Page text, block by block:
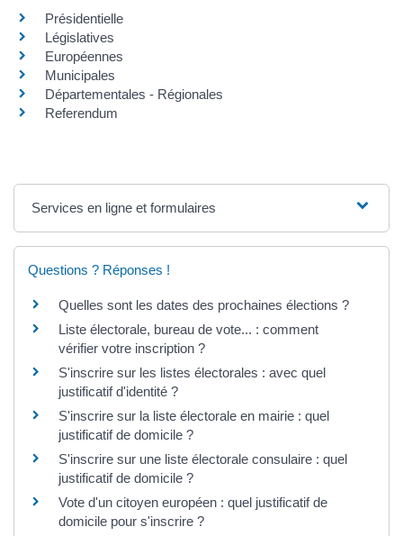
Présidentielle
Législatives
Européennes
Municipales
Départementales - Régionales
Referendum
Services en ligne et formulaires
Questions ? Réponses !
Quelles sont les dates des prochaines élections ?
Liste électorale, bureau de vote... : comment
vérifier votre inscription ?
S'inscrire sur les listes électorales : avec quel
justificatif d'identité ?
S'inscrire sur la liste électorale en mairie : quel
justificatif de domicile ?
S'inscrire sur une liste électorale consulaire : quel
justificatif de domicile ?
Vote d'un citoyen européen : quel justificatif de
domicile pour s'inscrire ?